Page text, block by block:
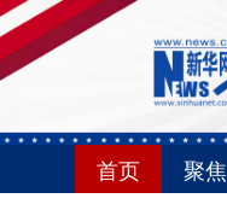
首页 聚焦